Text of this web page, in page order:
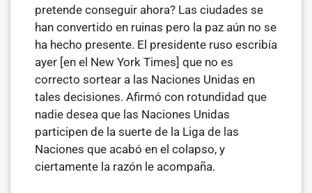
pretende conseguir ahora? Las ciudades se
han convertido en ruinas pero la paz aún no se
ha hecho presente. El presidente ruso escribía
ayer [en el New York Times] que no es
correcto sortear a las Naciones Unidas en
tales decisiones. Afir­mó con rotundidad que
nadie desea que las Naciones Unidas
participen de la suerte de la Liga de las
Naciones que acabó en el colapso, y
ciertamente la razón le acompaña.